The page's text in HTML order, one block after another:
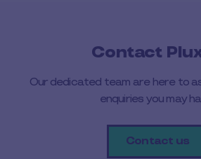
Contact
Our dedicated team are here to
enquiries you may
Contact us